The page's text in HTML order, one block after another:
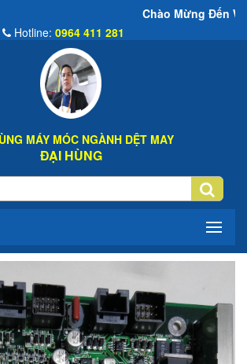
Chào Mừng Đến Website Đại Hùng
Hotline: 0964 411 281
MÁY MÓC NGÀNH DỆT MAY
ĐẠI HÙNG